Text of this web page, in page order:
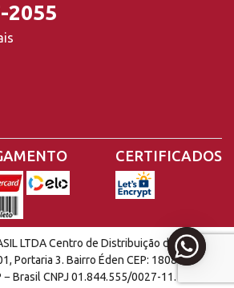
2055
CERTIFICADOS
LTDA Centro de Distribuição de Peças |
Portaria 3. Bairro Éden CEP: 18087-220 -
− Brasil CNPJ 01.844.555/0027-11.